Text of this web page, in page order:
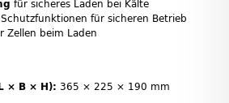
für sicheres Laden bei Kälte
für sicheren Betrieb
Zellen beim Laden
× B × H): 365 × 225 × 190 mm